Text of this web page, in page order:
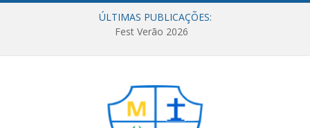
ÚLTIMAS PUBLICAÇÕES:
Fest Verão 2026